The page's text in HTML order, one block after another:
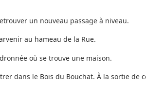
un nouveau passage à niveau.
au hameau de la Rue.
où se trouve une maison.
dans le Bois du Bouchat. À la sortie de